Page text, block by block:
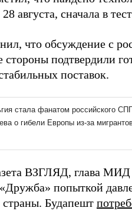
августа, сначала в
что обсуждение с
подтвердили
поставок.
ВЗГЛЯД, глава
попыткой
страны. Будапешт